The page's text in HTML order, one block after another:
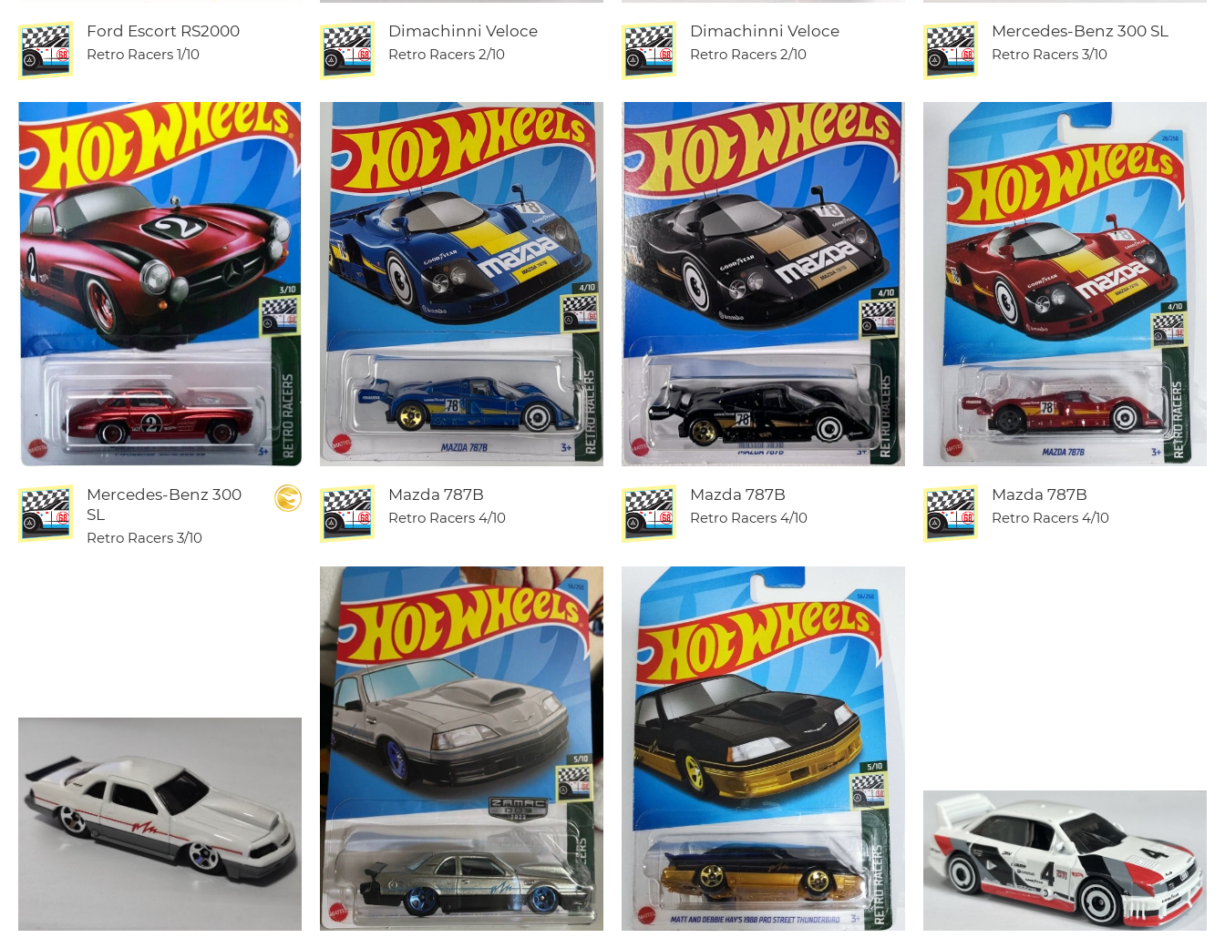
Ford Escort RS2000
Retro Racers 1/10
Dimachinni Veloce
Retro Racers 2/10
Dimachinni Veloce
Retro Racers 2/10
Mercedes-Benz 300 SL
Retro Racers 3/10
Mercedes-Benz 300
SL
Retro Racers 3/10
Mazda 787B
Retro Racers 4/10
Mazda 787B
Retro Racers 4/10
Mazda 787B
Retro Racers 4/10